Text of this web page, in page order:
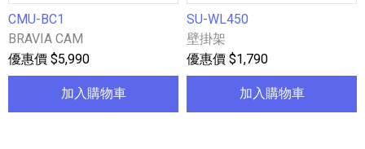
CMU-BC1
BRAVIA CAM
優惠價 $5,990
加入購物車
SU-WL450
壁掛架
優惠價 $1,790
加入購物車